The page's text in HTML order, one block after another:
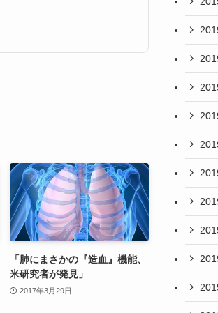
「肺にまさかの『造血』機能、
米研究者が発見」
2017年3月29日